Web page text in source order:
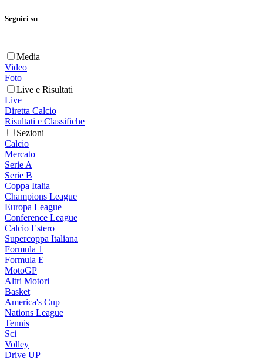
Seguici su
Media
Video
Foto
Live e Risultati
Live
Diretta Calcio
Risultati e Classifiche
Sezioni
Calcio
Mercato
Serie A
Serie B
Coppa Italia
Champions League
Europa League
Conference League
Calcio Estero
Supercoppa Italiana
Formula 1
Formula E
MotoGP
Altri Motori
Basket
America's Cup
Nations League
Tennis
Sci
Volley
Drive UP